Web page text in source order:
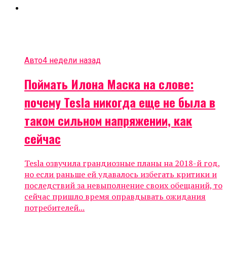
Авто4 недели назад
Поймать Илона Маска на слове:
почему Tesla никогда еще не была в
таком сильном напряжении, как
сейчас
Tesla озвучила грандиозные планы на 2018-й год,
но если раньше ей удавалось избегать критики и
последствий за невыполнение своих обещаний, то
сейчас пришло время оправдывать ожидания
потребителей...